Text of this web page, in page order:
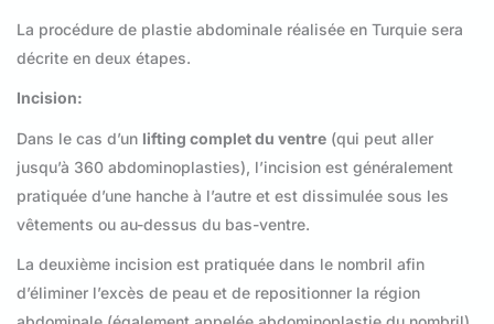
La procédure de plastie abdominale réalisée en Turquie sera
décrite en deux étapes.
Incision:
Dans le cas d’un lifting complet du ventre (qui peut aller
jusqu’à 360 abdominoplasties), l’incision est généralement
pratiquée d’une hanche à l’autre et est dissimulée sous les
vêtements ou au-dessus du bas-ventre.
La deuxième incision est pratiquée dans le nombril afin
d’éliminer l’excès de peau et de repositionner la région